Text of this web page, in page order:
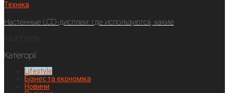
Техніка
Настенные LCD-дисплеи: где используются, какие
Категорії
Lifestyle
Бізнес та економіка
Новини